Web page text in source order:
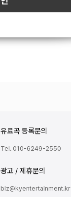
유료곡 등록문의
Tel. 010-6249-2550
광고 / 제휴문의
biz@kyentertainment.kr